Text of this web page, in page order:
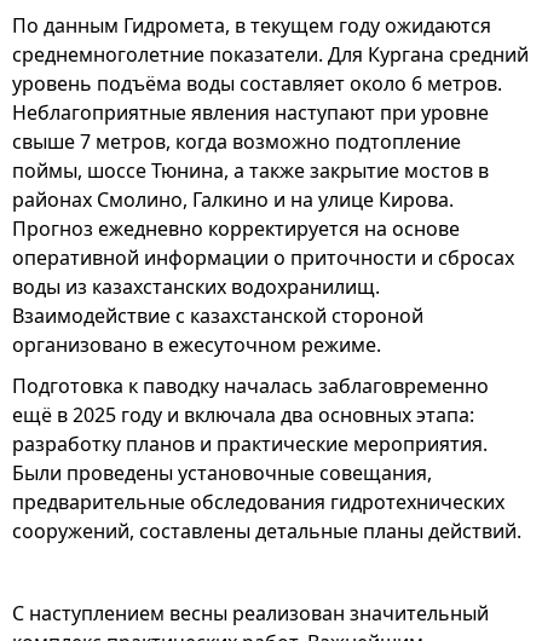
По данным Гидромета, в текущем году ожидаются
среднемноголетние показатели. Для Кургана средний
уровень подъёма воды составляет около 6 метров.
Неблагоприятные явления наступают при уровне
свыше 7 метров, когда возможно подтопление
поймы, шоссе Тюнина, а также закрытие мостов в
районах Смолино, Галкино и на улице Кирова.
Прогноз ежедневно корректируется на основе
оперативной информации о приточности и сбросах
воды из казахстанских водохранилищ.
Взаимодействие с казахстанской стороной
организовано в ежесуточном режиме.
Подготовка к паводку началась заблаговременно
ещё в 2025 году и включала два основных этапа:
разработку планов и практические мероприятия.
Были проведены установочные совещания,
предварительные обследования гидротехнических
сооружений, составлены детальные планы действий.
С наступлением весны реализован значительный